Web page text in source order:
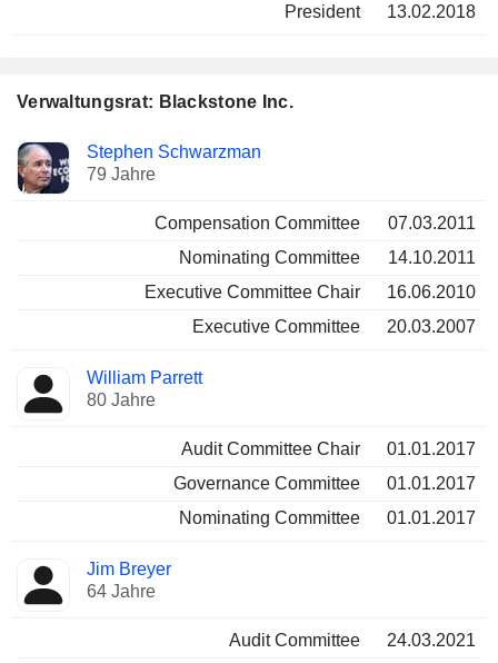
President
13.02.2018
Verwaltungsrat: Blackstone Inc.
Verwaltungsratsmitglied Ausschüsse
Stephen Schwarzman
79 Jahre
Compensation Committee
07.03.2011
Nominating Committee
14.10.2011
Executive Committee Chair
16.06.2010
Executive Committee
20.03.2007
William Parrett
80 Jahre
Audit Committee Chair
01.01.2017
Governance Committee
01.01.2017
Nominating Committee
01.01.2017
Jim Breyer
64 Jahre
Audit Committee
24.03.2021